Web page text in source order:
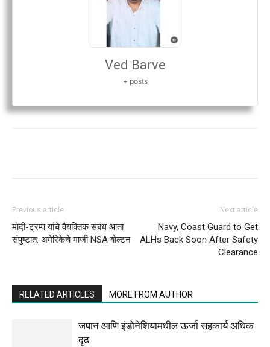
Ved Barve
+ posts
Previous article
मोदी-ट्रम्प यांचे वैयक्तिक संबंध आता
संपुष्टात: अमेरिकेचे माजी NSA बोल्टन
Next article
Navy, Coast Guard to Get
ALHs Back Soon After Safety
Clearance
RELATED ARTICLES MORE FROM AUTHOR
जपान आणि इंडोनेशियामधील ऊर्जा सहकार्य अधिक
दृढ